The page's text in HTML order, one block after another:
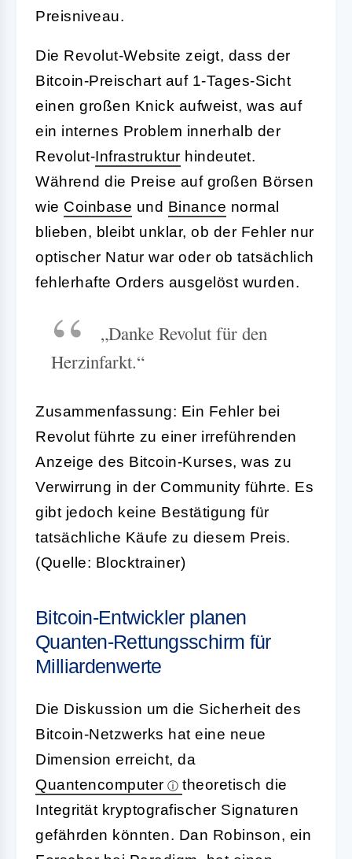
Preisniveau.
Die Revolut-Website zeigt, dass der
Bitcoin-Preischart auf 1-Tages-Sicht
einen großen Knick aufweist, was auf
ein internes Problem innerhalb der
Revolut-Infrastruktur hindeutet.
Während die Preise auf großen Börsen
wie Coinbase und Binance normal
blieben, bleibt unklar, ob der Fehler nur
optischer Natur war oder ob tatsächlich
fehlerhafte Orders ausgelöst wurden.
„Danke Revolut für den
Herzinfarkt.“
Zusammenfassung: Ein Fehler bei
Revolut führte zu einer irreführenden
Anzeige des Bitcoin-Kurses, was zu
Verwirrung in der Community führte. Es
gibt jedoch keine Bestätigung für
tatsächliche Käufe zu diesem Preis.
(Quelle: Blocktrainer)
Bitcoin-Entwickler planen
Quanten-Rettungsschirm für
Milliardenwerte
Die Diskussion um die Sicherheit des
Bitcoin-Netzwerks hat eine neue
Dimension erreicht, da
Quantencomputer
theoretisch die
Integrität kryptografischer Signaturen
gefährden könnten. Dan Robinson, ein